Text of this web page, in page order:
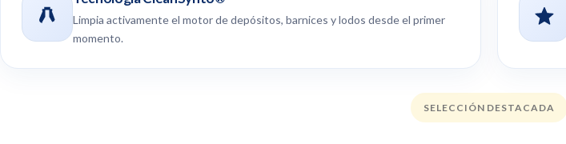
Limpia activamente el motor de depósitos, barnices y lodos desde el primer
momento.
SELECCIÓN DESTACADA